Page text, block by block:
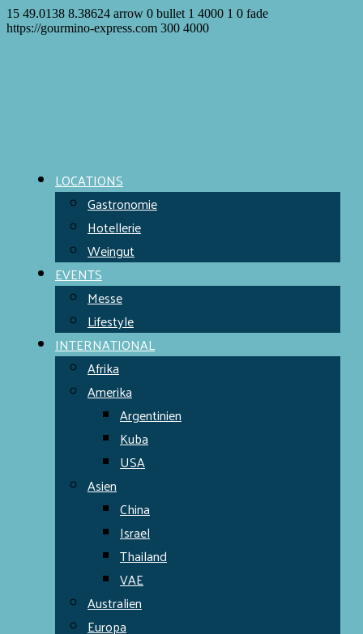
15 49.0138 8.38624 arrow 0 bullet 1 4000 1 0 fade
https://gourmino-express.com 300 4000
LOCATIONS
Gastronomie
Hotellerie
Weingut
EVENTS
Messe
Lifestyle
INTERNATIONAL
Afrika
Amerika
Argentinien
Kuba
USA
Asien
China
Israel
Thailand
VAE
Australien
Europa